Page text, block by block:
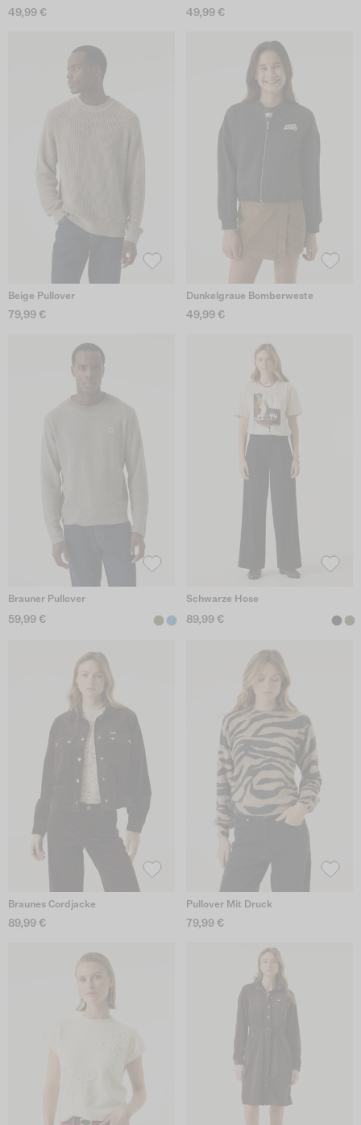
49,99 € 49,99 €
Beige Pullover
79,99 €
Dunkelgraue Bomberweste
49,99 €
Brauner Pullover
59,99 €
Schwarze Hose
89,99 €
Braunes Cordjacke
89,99 €
Pullover Mit Druck
79,99 €